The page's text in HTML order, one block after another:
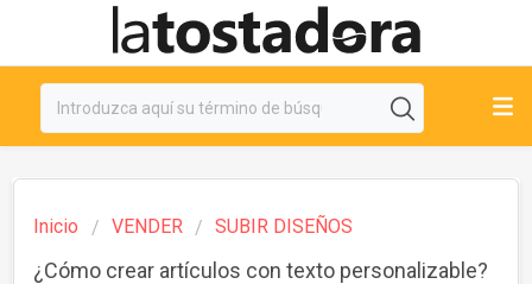
Inicio VENDER SUBIR DISEÑOS
¿Cómo crear artículos con texto personalizable?